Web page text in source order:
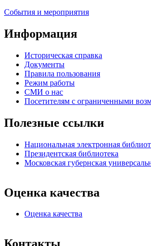
События и мероприятия
Информация
Историческая справка
Документы
Правила пользования
Режим работы
СМИ о нас
Посетителям с ограниченными
Полезные ссылки
Национальная электронная
Президентская библиотека
Московская губернская
Оценка качества
Оценка качества